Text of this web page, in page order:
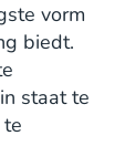
vorm
biedt.
staat te